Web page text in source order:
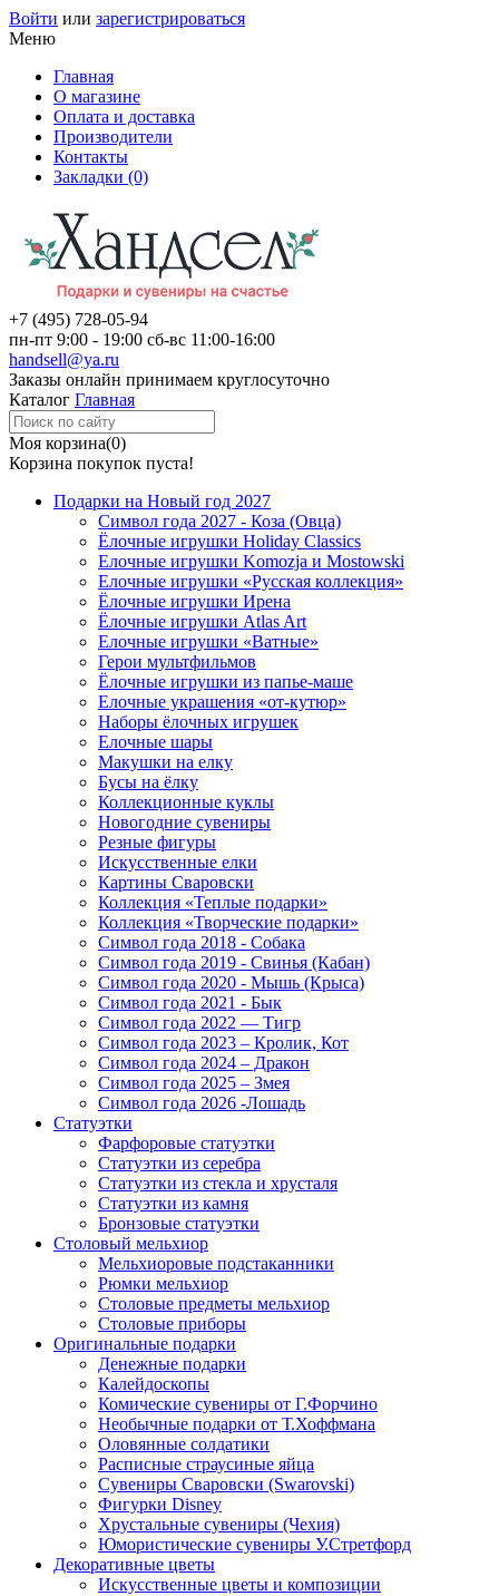
Войти или зарегистрироваться
Меню
Главная
О магазине
Оплата и доставка
Производители
Контакты
Закладки (0)
+7 (495) 728-05-94
пн-пт 9:00 - 19:00 сб-вс 11:00-16:00
handsell@ya.ru
Заказы онлайн принимаем круглосуточно
Каталог Главная
Моя корзина(0)
Корзина покупок пуста!
Подарки на Новый год 2027
Символ года 2027 - Коза (Овца)
Ёлочные игрушки Holiday Classics
Елочные игрушки Komozja и Mostowski
Елочные игрушки «Русская коллекция»
Ёлочные игрушки Ирена
Ёлочные игрушки Atlas Art
Елочные игрушки «Ватные»
Герои мультфильмов
Ёлочные игрушки из папье-маше
Елочные украшения «от-кутюр»
Наборы ёлочных игрушек
Елочные шары
Макушки на елку
Бусы на ёлку
Коллекционные куклы
Новогодние сувениры
Резные фигуры
Искусственные елки
Картины Сваровски
Коллекция «Теплые подарки»
Коллекция «Творческие подарки»
Символ года 2018 - Собака
Символ года 2019 - Свинья (Кабан)
Символ года 2020 - Мышь (Крыса)
Символ года 2021 - Бык
Символ года 2022 — Тигр
Символ года 2023 – Кролик, Кот
Символ года 2024 – Дракон
Символ года 2025 – Змея
Символ года 2026 -Лошадь
Статуэтки
Фарфоровые статуэтки
Статуэтки из серебра
Статуэтки из стекла и хрусталя
Статуэтки из камня
Бронзовые статуэтки
Столовый мельхиор
Мельхиоровые подстаканники
Рюмки мельхиор
Столовые предметы мельхиор
Столовые приборы
Оригинальные подарки
Денежные подарки
Калейдоскопы
Комические сувениры от Г.Форчино
Необычные подарки от Т.Хоффмана
Оловянные солдатики
Расписные страусиные яйца
Сувениры Сваровски (Swarovski)
Фигурки Disney
Хрустальные сувениры (Чехия)
Юмористические сувениры У.Стретфорд
Декоративные цветы
Искусственные цветы и композиции